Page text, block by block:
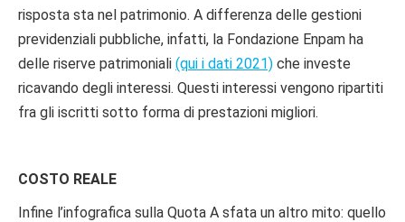
risposta sta nel patrimonio. A differenza delle gestioni
previdenziali pubbliche, infatti, la Fondazione Enpam ha
delle riserve patrimoniali (qui i dati 2021) che investe
ricavando degli interessi. Questi interessi vengono ripartiti
fra gli iscritti sotto forma di prestazioni migliori.
COSTO REALE
Infine l’infografica sulla Quota A sfata un altro mito: quello